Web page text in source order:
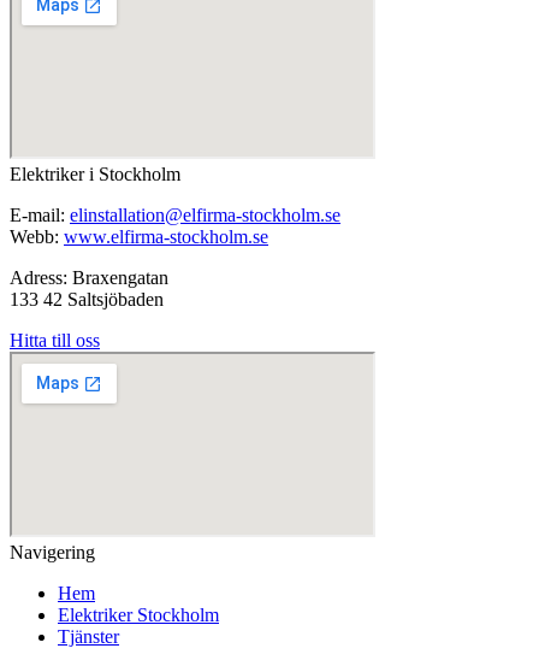
Elektriker i Stockholm
E-mail: elinstallation@elfirma-stockholm.se
Webb: www.elfirma-stockholm.se
Adress: Braxengatan
133 42 Saltsjöbaden
Hitta till oss
Navigering
Hem
Elektriker Stockholm
Tjänster